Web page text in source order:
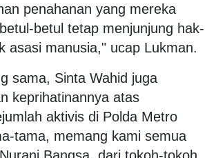
penahanan yang mereka
betul tetap menjunjung hak-
asasi manusia," ucap Lukman.
sama, Sinta Wahid juga
keprihatinannya atas
aktivis di Polda Metro
tama, memang kami semua